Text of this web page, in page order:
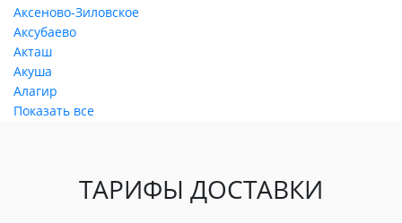
Аксеново-Зиловское
Аксубаево
Акташ
Акуша
Алагир
Показать все
ТАРИФЫ ДОСТАВКИ